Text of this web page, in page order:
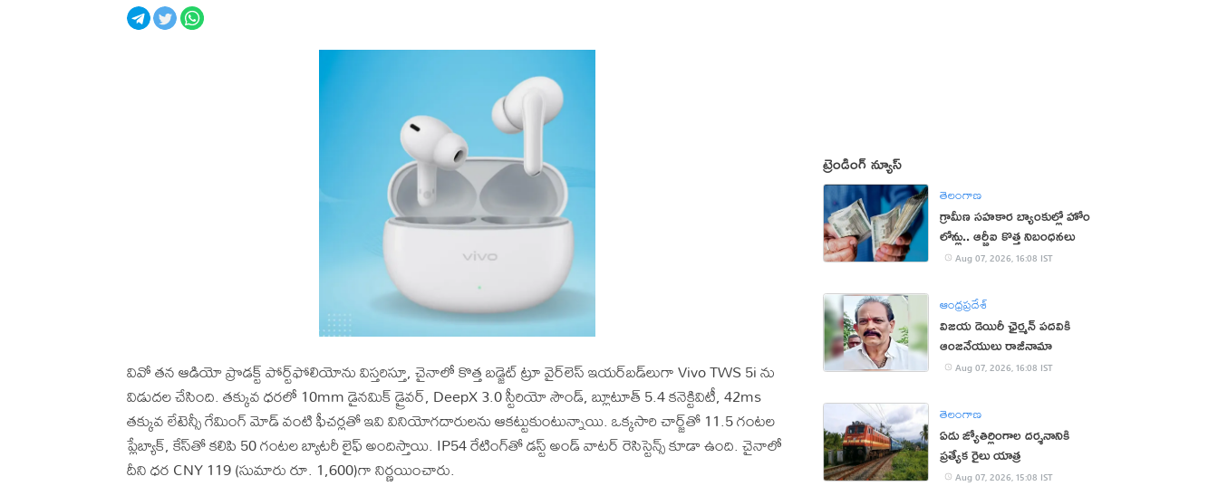
వివో తన ఆడియో ప్రొడక్ట్ పోర్ట్‌ఫోలియోను విస్తరిస్తూ, చైనాలో కొత్త బడ్జెట్ ట్రూ వైర్‌లెస్ ఇయర్‌బడ్‌లుగా Vivo TWS 5i ను
విడుదల చేసింది. తక్కువ ధరలో 10mm డైనమిక్ డ్రైవర్, DeepX 3.0 స్టీరియో సౌండ్, బ్లూటూత్ 5.4 కనెక్టివిటీ, 42ms
తక్కువ లేటెన్సీ గేమింగ్ మోడ్ వంటి ఫీచర్లతో ఇవి వినియోగదారులను ఆకట్టుకుంటున్నాయి. ఒక్కసారి చార్జ్‌తో 11.5 గంటల
ప్లేబ్యాక్, కేస్‌తో కలిపి 50 గంటల బ్యాటరీ లైఫ్ అందిస్తాయి. IP54 రేటింగ్‌తో డస్ట్ అండ్ వాటర్ రెసిస్టెన్స్ కూడా ఉంది. చైనాలో
దీని ధర CNY 119 (సుమారు రూ. 1,600)గా నిర్ణయించారు.
ట్రెండింగ్ న్యూస్
తెలంగాణ
గ్రామీణ సహకార బ్యాంకుల్లో హోం
లోన్లు.. ఆర్బీఐ కొత్త నిబంధనలు
Aug 07, 2026, 16:08 IST
ఆంధ్రప్రదేశ్
విజయ డెయిరీ ఛైర్మన్ పదవికి
ఆంజనేయులు రాజీనామా
Aug 07, 2026, 16:08 IST
తెలంగాణ
ఏడు జ్యోతిర్లింగాల దర్శనానికి
ప్రత్యేక రైలు యాత్ర
Aug 07, 2026, 15:08 IST